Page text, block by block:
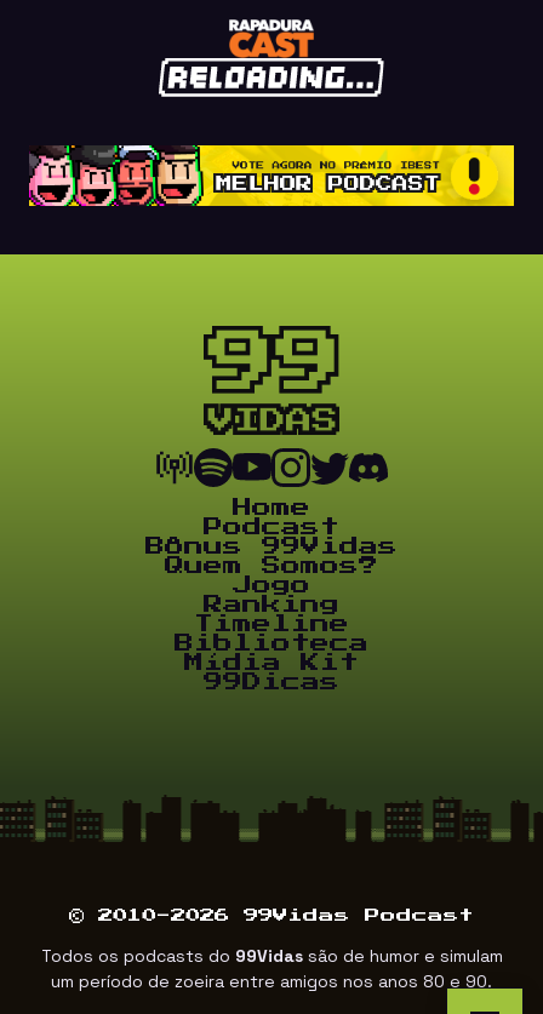
Home
Podcast
Bônus 99Vidas
Quem Somos?
Jogo
Ranking
Timeline
Biblioteca
Mídia Kit
99Dicas
© 2010-2026 99Vidas Podcast
Todos os podcasts do 99Vidassão de humor e simulam
um período de zoeira entre amigos nos anos 80 e 90.